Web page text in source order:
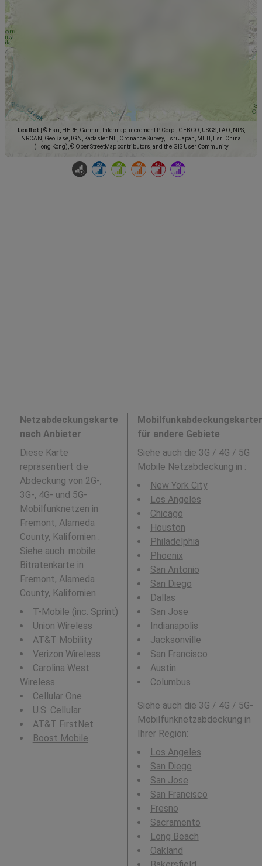
Leaflet
© Esri, HERE, Garmin, Intermap, increment P Corp., GEBCO, USGS, FAO, NPS,
NRCAN, GeoBase, IGN, Kadaster NL, Ordnance Survey, Esri Japan, METI, Esri China
(Hong Kong), © OpenStreetMap contributors, and the GIS User Community
Netzabdeckungskarte
nach Anbieter
Diese Karte
repräsentiert die
Abdeckung von 2G-,
3G-, 4G- und 5G-
Mobilfunknetzen in
Fremont, Alameda
County, Kalifornien .
Siehe auch: mobile
Bitratenkarte in
Fremont, Alameda
County, Kalifornien .
T-Mobile (inc. Sprint)
Union Wireless
AT&T Mobility
Verizon Wireless
Carolina West
Wireless
Cellular One
U.S. Cellular
AT&T FirstNet
Boost Mobile
für andere Gebiete
Siehe auch die 3G / 4G / 5G
Mobile Netzabdeckung in :
New York City
Los Angeles
Chicago
Houston
Philadelphia
Phoenix
San Antonio
San Diego
Dallas
San Jose
Indianapolis
Jacksonville
San Francisco
Austin
Columbus
Siehe auch die 3G / 4G / 5G-
Mobilfunknetzabdeckung in
Ihrer Region:
Los Angeles
San Diego
San Jose
San Francisco
Fresno
Sacramento
Long Beach
Oakland